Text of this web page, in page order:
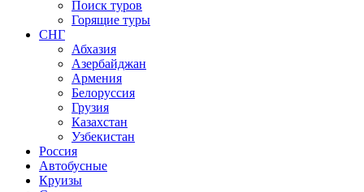
Поиск туров
Горящие туры
СНГ
Абхазия
Азербайджан
Армения
Белоруссия
Грузия
Казахстан
Узбекистан
Россия
Автобусные
Круизы